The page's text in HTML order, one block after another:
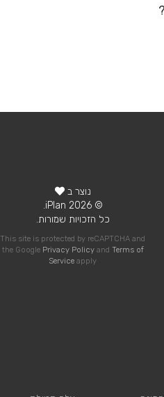
נוצר ב
© 2026 iPlan.
כל הזכויות שמורות.
This site is protected by reCAPTCHA and
the Google Privacy Policyand Terms of
Service apply